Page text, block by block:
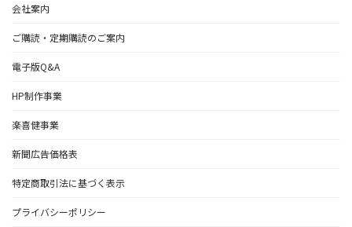
会社案内
ご購読・定期購読のご案内
電子版Q&A
HP制作事業
楽喜健事業
新聞広告価格表
特定商取引法に基づく表示
プライバシーポリシー